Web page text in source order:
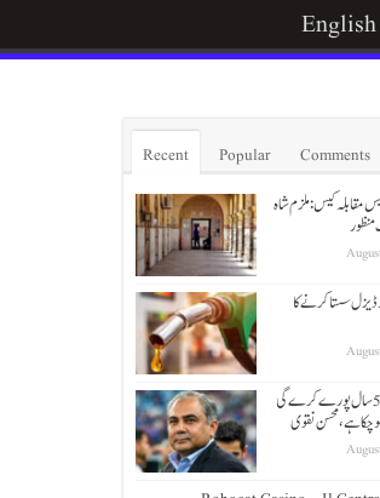
English
Recent Popular Comments
مقابلہ کیس: ملزم شاہ
ڈیزل سستا کرنے کا
شہباز حکومت 5 سال پورے کرے گی
ہے، محسن نقوی